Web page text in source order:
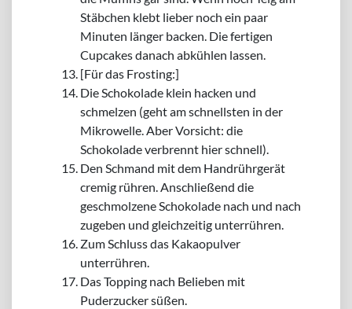
Stäbchen klebt lieber noch ein paar
Minuten länger backen. Die fertigen
Cupcakes danach abkühlen lassen.
[Für das Frosting:]
Die Schokolade klein hacken und
schmelzen (geht am schnellsten in der
Mikrowelle. Aber Vorsicht: die
Schokolade verbrennt hier schnell).
Den Schmand mit dem Handrührgerät
cremig rühren. Anschließend die
geschmolzene Schokolade nach und nach
zugeben und gleichzeitig unterrühren.
Zum Schluss das Kakaopulver
unterrühren.
Das Topping nach Belieben mit
Puderzucker süßen.